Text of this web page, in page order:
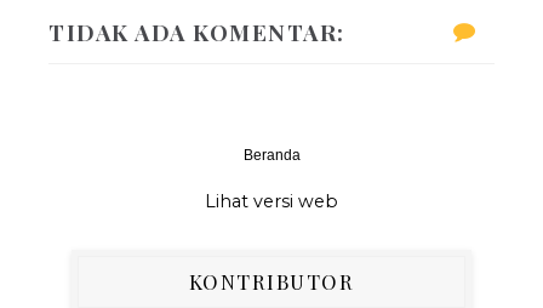
TIDAK ADA KOMENTAR:
Beranda
Lihat versi web
KONTRIBUTOR